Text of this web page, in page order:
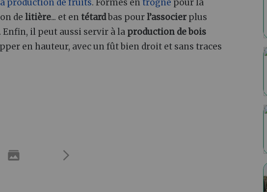
production de fruits. Formés en trogne pour la
de litière... et en tétardbas pourl’associer plus
il peut aussi servir à la production de bois
en hauteur, avec un fût bien droit et sans traces